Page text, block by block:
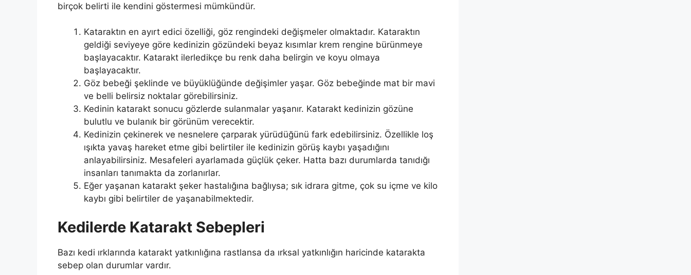
birçok belirti ile kendini göstermesi mümkündür.
Kataraktın en ayırt edici özelliği, göz rengindeki değişmeler olmaktadır. Kataraktın
geldiği seviyeye göre kedinizin gözündeki beyaz kısımlar krem rengine bürünmeye
başlayacaktır. Katarakt ilerledikçe bu renk daha belirgin ve koyu olmaya
başlayacaktır.
Göz bebeği şeklinde ve büyüklüğünde değişimler yaşar. Göz bebeğinde mat bir mavi
ve belli belirsiz noktalar görebilirsiniz.
Kedinin katarakt sonucu gözlerde sulanmalar yaşanır. Katarakt kedinizin gözüne
bulutlu ve bulanık bir görünüm verecektir.
Kedinizin çekinerek ve nesnelere çarparak yürüdüğünü fark edebilirsiniz. Özellikle loş
ışıkta yavaş hareket etme gibi belirtiler ile kedinizin görüş kaybı yaşadığını
anlayabilirsiniz. Mesafeleri ayarlamada güçlük çeker. Hatta bazı durumlarda tanıdığı
insanları tanımakta da zorlanırlar.
Eğer yaşanan katarakt şeker hastalığına bağlıysa; sık idrara gitme, çok su içme ve kilo
kaybı gibi belirtiler de yaşanabilmektedir.
Kedilerde Katarakt Sebepleri
Bazı kedi ırklarında katarakt yatkınlığına rastlansa da ırksal yatkınlığın haricinde katarakta
sebep olan durumlar vardır.